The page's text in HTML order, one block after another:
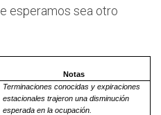
esperamos sea otro
Notas
Terminaciones conocidas y expiraciones
estacionales trajeron una disminución
esperada en la ocupación.